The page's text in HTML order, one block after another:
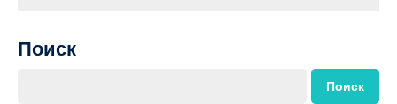
Поиск
Поиск